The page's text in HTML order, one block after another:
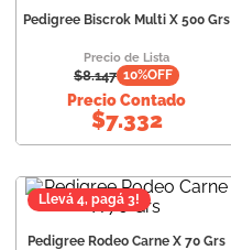
Pedigree Biscrok Multi X 500 Grs
Precio de Lista
$8.147 10%OFF
Precio Contado
$7.332
Llevá 4, pagá 3!
Pedigree Rodeo Carne X 70 Grs
9.
creamy
10. vital can